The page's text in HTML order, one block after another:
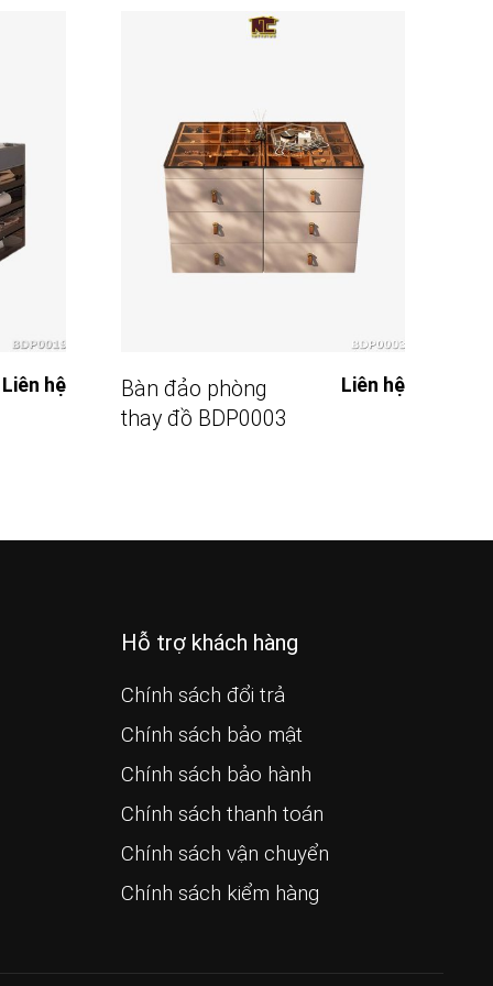
Liên hệ
Bàn đảo phòng
thay đồ BDP0003
Liên hệ
Hỗ trợ khách hàng
Chính sách đổi trả
Chính sách bảo mật
Chính sách bảo hành
Chính sách thanh toán
Chính sách vận chuyển
Chính sách kiểm hàng